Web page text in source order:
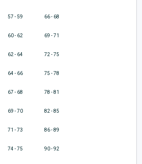
57 - 59 66 - 68
60 - 62 69 - 71
62 - 64 72 - 75
64 - 66 75 - 78
67 - 68 78 - 81
69 - 70 82 - 85
71 - 73 86 - 89
74 - 75 90 - 92